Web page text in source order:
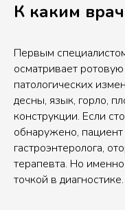
К каким
Первым
осматривает
патологических
десны, язык, горло,
конструкции. Если
обнаружено,
гастроэнтеролога,
терапевта. Но
точкой в диагностике.